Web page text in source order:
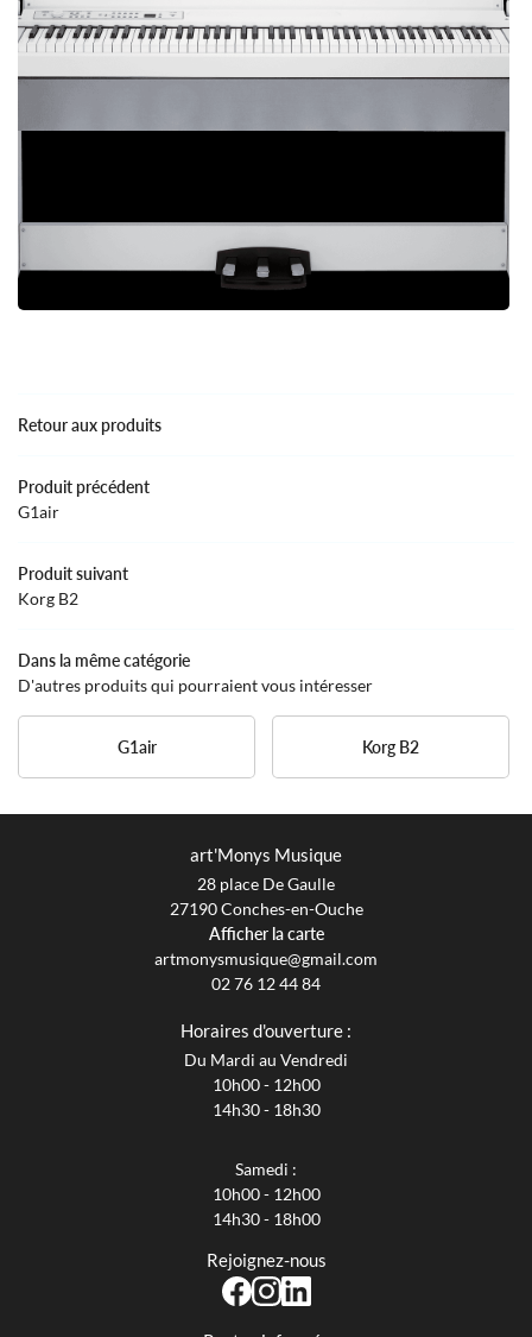
ACTUALITÉS
Une question
Retour aux produits
Produit précédent
G1air
Produit suivant
Korg B2
Dans la même catégorie
D'autres produits qui pourraient vous intéresser
G1air Korg B2
art'Monys Musique
28 place De Gaulle
27190 Conches-en-Ouche
Afficher la carte
02 76 12 44 84
Horaires d'ouverture :
Du Mardi au Vendredi
10h00 - 12h00
14h30 - 18h30
Samedi :
10h00 - 12h00
14h30 - 18h00
Rejoignez-nous